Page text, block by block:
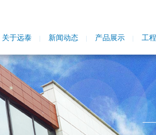
关于远泰 新闻动态 产品展示 工